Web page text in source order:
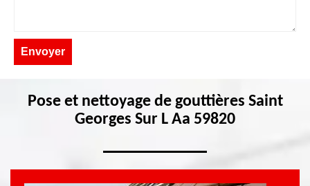
Pose et nettoyage de gouttières Saint
Georges Sur L Aa 59820